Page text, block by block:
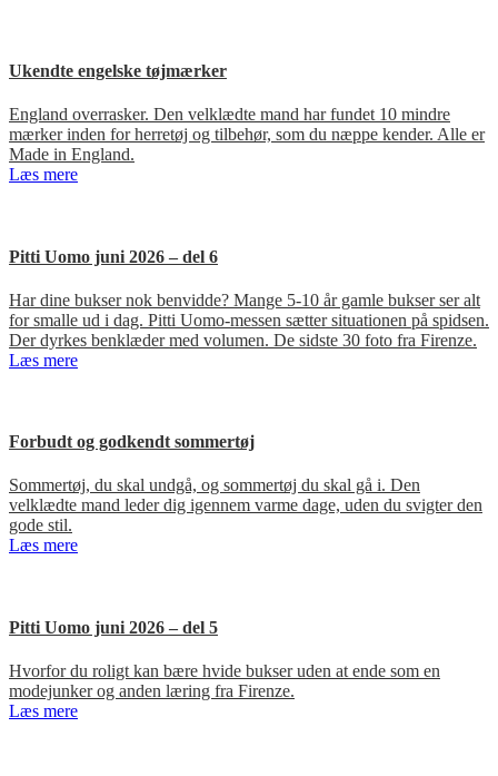
Ukendte engelske tøjmærker
England overrasker. Den velklædte mand har fundet 10 mindre
mærker inden for herretøj og tilbehør, som du næppe kender. Alle er
Made in England.
Læs mere
Pitti Uomo juni 2026 – del 6
Har dine bukser nok benvidde? Mange 5-10 år gamle bukser ser alt
for smalle ud i dag. Pitti Uomo-messen sætter situationen på spidsen.
Der dyrkes benklæder med volumen. De sidste 30 foto fra Firenze.
Læs mere
Forbudt og godkendt sommertøj
Sommertøj, du skal undgå, og sommertøj du skal gå i. Den
velklædte mand leder dig igennem varme dage, uden du svigter den
gode stil.
Læs mere
Pitti Uomo juni 2026 – del 5
Hvorfor du roligt kan bære hvide bukser uden at ende som en
modejunker og anden læring fra Firenze.
Læs mere